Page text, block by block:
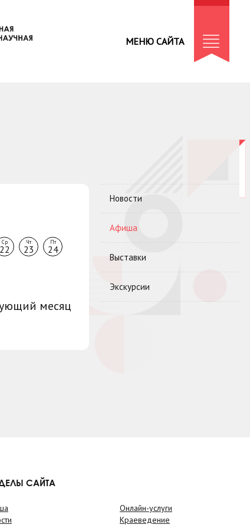
МЕНЮ САЙТА
Ср
22
Чт
23
Пт
24
месяц
Новости
Афиша
Выставки
Экскурсии
САЙТА
Онлайн-услуги
Краеведение